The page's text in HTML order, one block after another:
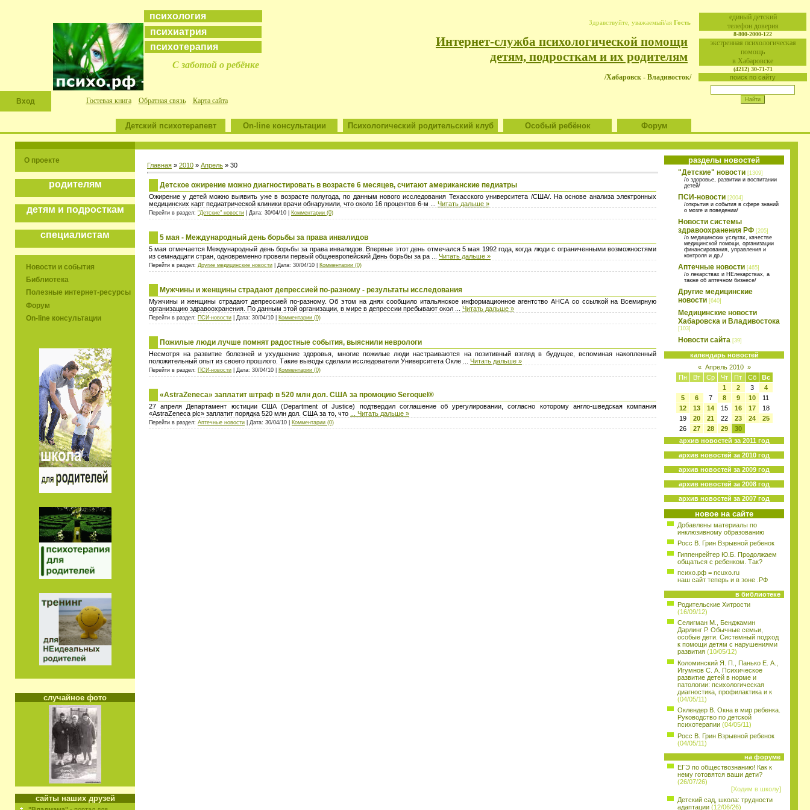
eдиный детский
телефон доверия
8-800-2000-122
экстренная психологическая
помощь
в Хабаровске
(4212) 30-71-71
поиск по сайту
психология
психиатрия
психотерапия
С заботой о ребёнке
Здравствуйте, уважаемый/ая Гость
Интернет-служба психологической помощи
детям, подросткам и их родителям
/Хабаровск - Владивосток/
Вход Гостевая книга Обратная связь Карта сайта
Детский психотерапевт On-line консультации Психологический родительский клуб Особый ребёнок Форум
О проекте
родителям
детям и подросткам
специалистам
Новости и события
Библиотека
Полезные интернет-ресурсы
Форум
On-line консультации
случайное фото
сайты наших друзей
Главная » 2010 » Апрель » 30
Детское ожирение можно диагностировать в возрасте 6 месяцев, считают американские педиатры
Ожирение у детей можно выявить уже в возрасте полугода, по данным нового исследования Техасского университета /США/. На основе анализа электронных
медицинских карт педиатрической клиники врачи обнаружили, что около 16 процентов 6-м
Читать дальше »
Перейти в раздел: "Детские" новости | Дата: 30/04/10 | Комментарии (0)
5 мая - Международный день борьбы за права инвалидов
5 мая отмечается Международный день борьбы за права инвалидов. Впервые этот день отмечался 5 мая 1992 года, когда люди с ограниченными возможностями
из семнадцати стран, одновременно провели первый общеевропейский День борьбы за ра
Читать дальше »
Перейти в раздел: Другие медицинские новости | Дата: 30/04/10 | Комментарии (0)
Мужчины и женщины страдают депрессией по-разному - результаты исследования
Мужчины и женщины страдают депрессией по-разному. Об этом на днях сообщило итальянское информационное агентство АНСА со ссылкой на Всемирную
организацию здравоохранения. По данным этой организации, в мире в депрессии пребывают окол
Читать дальше »
Перейти в раздел: ПСИ-новости | Дата: 30/04/10 | Комментарии (0)
Пожилые люди лучше помнят радостные события, выяснили неврологи
Несмотря на развитие болезней и ухудшение здоровья, многие пожилые люди настраиваются на позитивный взгляд в будущее, вспоминая накопленный
положительный опыт из своего прошлого. Такие выводы сделали исследователи Университета Окле
Читать дальше »
Перейти в раздел: ПСИ-новости | Дата: 30/04/10 | Комментарии (0)
«AstraZeneca» заплатит штраф в 520 млн дол. США за промоцию Seroquel®
27 апреля Департамент юстиции США (Department of Justice) подтвердил соглашение об урегулировании, согласно которому англо-шведская компания
«AstraZeneca plc» заплатит порядка 520 млн дол. США за то, что
Читать дальше »
Перейти в раздел: Аптечные новости | Дата: 30/04/10 | Комментарии (0)
разделы новостей
"Детские" новости [1309]
/о здоровье, развитии и воспитании
детей/
ПСИ-новости [2004]
/открытия и события в сфере знаний
о мозге и поведении/
Новости системы
здравоохранения РФ [205]
/о медицинских услугах, качестве
медицинской помощи, организации
финансирования, управления и
контроля и др./
Аптечные новости [465]
/о лекарствах и НЕлекарствах, а
также об аптечном бизнесе/
Другие медицинские
новости [640]
Медицинские новости
Хабаровска и Владивостока
[103]
Новости сайта [39]
календарь новостей
« Апрель 2010 »
Пн
Вт Ср Чт Пт Сб
Вс
1
2 3
4
5
6 7 8 9 10
11
12
13 14 15 16 17
18
19
20 21 22 23 24
25
26
27 28 29
30
архив новостей за 2011 год
архив новостей за 2010 год
архив новостей за 2009 год
архив новостей за 2008 год
архив новостей за 2007 год
новое на сайте
Добавлены материалы по
инклюзивному образованию
Росс В. Грин Взрывной ребенок
Гиппенрейтер Ю.Б. Продолжаем
общаться с ребенком. Так?
психо.рф = ncuxo.ru
наш сайт теперь и в зоне .РФ
в библиотеке
Родительские Хитрости
(16/09/12)
Селигман М., Бенджамин
Дарлинг Р. Обычные семьи,
особые дети. Системный подход
к помощи детям с нарушениями
развития (10/05/12)
Коломинский Я. П., Панько Е. А.,
Игумнов С. А. Психическое
развитие детей в норме и
патологии: психологическая
диагностика, профилактика и к
(04/05/11)
Оклендер В. Окна в мир ребенка.
Руководство по детской
психотерапии (04/05/11)
Росс В. Грин Взрывной ребенок
(04/05/11)
на форуме
ЕГЭ по обществознанию! Как к
нему готовятся ваши дети?
(26/07/26)
[Ходим в школу]
Детский сад, школа: трудности
адаптации (12/06/26)